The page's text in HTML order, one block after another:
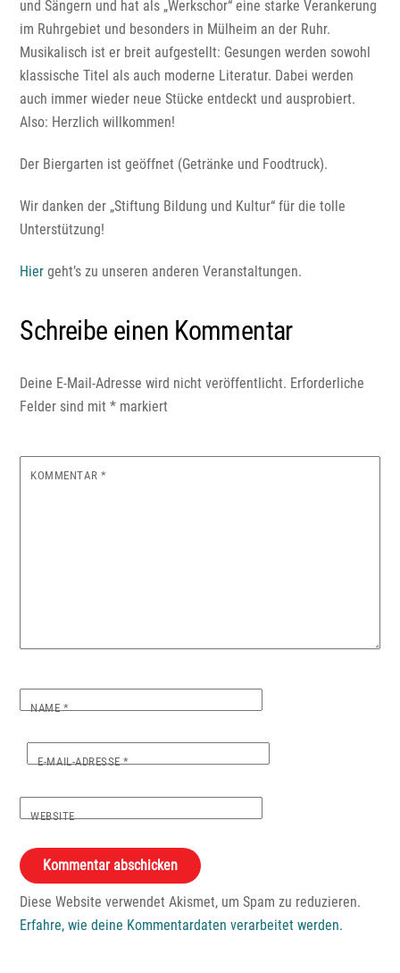
und Sängern und hat als „Werkschor“ eine starke Verankerung
im Ruhrgebiet und besonders in Mülheim an der Ruhr.
Musikalisch ist er breit aufgestellt: Gesungen werden sowohl
klassische Titel als auch moderne Literatur. Dabei werden
auch immer wieder neue Stücke entdeckt und ausprobiert.
Also: Herzlich willkommen!
Der Biergarten ist geöffnet (Getränke und Foodtruck).
Wir danken der „Stiftung Bildung und Kultur“ für die tolle
Unterstützung!
Hier geht’s zu unseren anderen Veranstaltungen.
Schreibe einen Kommentar
Deine E-Mail-Adresse wird nicht veröffentlicht. Erforderliche
Felder sind mit* markiert
KOMMENTAR *
NAME*
E-MAIL-ADRESSE*
WEBSITE
Diese Website verwendet Akismet, um Spam zu reduzieren.
Erfahre, wie deine Kommentardaten verarbeitet werden.